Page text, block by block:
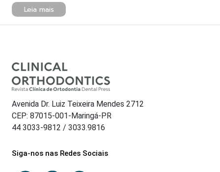
Leia mais
Avenida Dr. Luiz Teixeira Mendes 2712
CEP: 87015-001-Maringá-PR
44 3033-9812 / 3033.9816
Siga-nos nas Redes Sociais